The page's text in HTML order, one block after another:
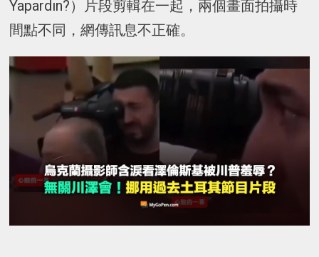
Yapardın?）片段剪輯在一起，兩個畫面拍攝時
間點不同，網傳訊息不正確。